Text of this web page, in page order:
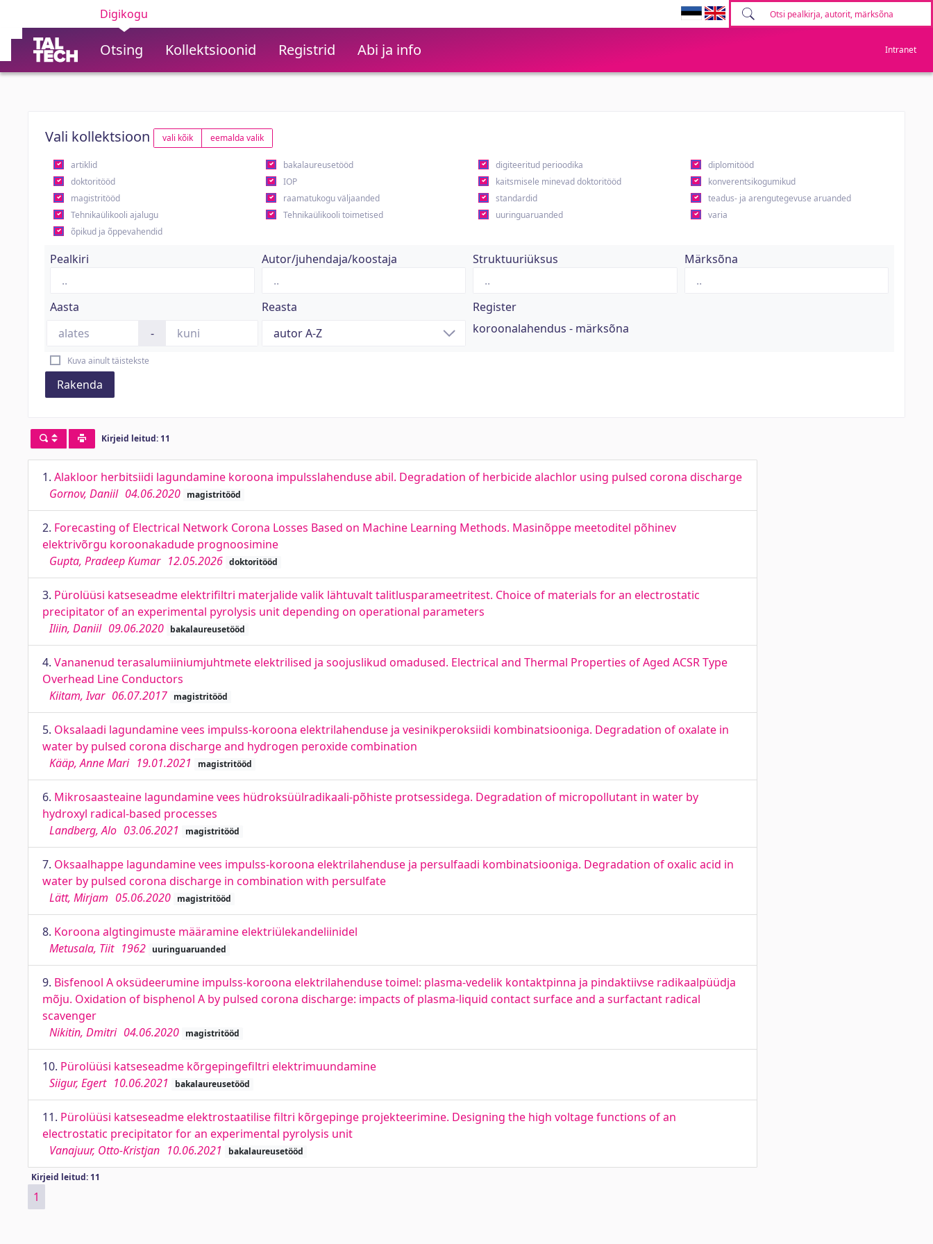
Digikogu
Otsing Kollektsioonid Registrid Abi ja info Intranet
Vali kollektsioon vali kõik eemalda valik
artiklid bakalaureusetööd digiteeritud perioodika
diplomitööd
doktoritööd
IOP kaitsmisele minevad doktoritööd
konverentsikogumikud
magistritööd
raamatukogu väljaanded standardid
teadus- ja arengutegevuse aruanded
Tehnikaülikooli ajalugu
Tehnikaülikooli toimetised uuringuaruanded
varia
õpikud ja õppevahendid
Pealkiri Autor/juhendaja/koostaja Struktuuriüksus Märksõna
Aasta
-
Reasta
Register
koroonalahendus - märksõna
Kuva ainult täistekste
Rakenda
Kirjeid leitud: 11
1. Alakloor herbitsiidi lagundamine koroona impulsslahenduse abil. Degradation of herbicide alachlor using pulsed corona discharge
Gornov, Daniil 04.06.2020 magistritööd
2. Forecasting of Electrical Network Corona Losses Based on Machine Learning Methods. Masinõppe meetoditel põhinev
elektrivõrgu koroonakadude prognoosimine
Gupta, Pradeep Kumar 12.05.2026 doktoritööd
3. Pürolüüsi katseseadme elektrifiltri materjalide valik lähtuvalt talitlusparameetritest. Choice of materials for an electrostatic
precipitator of an experimental pyrolysis unit depending on operational parameters
Iliin, Daniil 09.06.2020 bakalaureusetööd
4. Vananenud terasalumiiniumjuhtmete elektrilised ja soojuslikud omadused. Electrical and Thermal Properties of Aged ACSR Type
Overhead Line Conductors
Kiitam, Ivar 06.07.2017 magistritööd
5. Oksalaadi lagundamine vees impulss-koroona elektrilahenduse ja vesinikperoksiidi kombinatsiooniga. Degradation of oxalate in
water by pulsed corona discharge and hydrogen peroxide combination
Kääp, Anne Mari 19.01.2021 magistritööd
6. Mikrosaasteaine lagundamine vees hüdroksüülradikaali-põhiste protsessidega. Degradation of micropollutant in water by
hydroxyl radical-based processes
Landberg, Alo 03.06.2021 magistritööd
7. Oksaalhappe lagundamine vees impulss-koroona elektrilahenduse ja persulfaadi kombinatsiooniga. Degradation of oxalic acid in
water by pulsed corona discharge in combination with persulfate
Lätt, Mirjam 05.06.2020 magistritööd
8. Koroona algtingimuste määramine elektriülekandeliinidel
Metusala, Tiit 1962 uuringuaruanded
9. Bisfenool A oksüdeerumine impulss-koroona elektrilahenduse toimel: plasma-vedelik kontaktpinna ja pindaktiivse radikaalpüüdja
mõju. Oxidation of bisphenol A by pulsed corona discharge: impacts of plasma-liquid contact surface and a surfactant radical
scavenger
Nikitin, Dmitri 04.06.2020 magistritööd
10. Pürolüüsi katseseadme kõrgepingefiltri elektrimuundamine
Siigur, Egert 10.06.2021 bakalaureusetööd
11. Pürolüüsi katseseadme elektrostaatilise filtri kõrgepinge projekteerimine. Designing the high voltage functions of an
electrostatic precipitator for an experimental pyrolysis unit
Vanajuur, Otto-Kristjan 10.06.2021 bakalaureusetööd
Kirjeid leitud: 11
1